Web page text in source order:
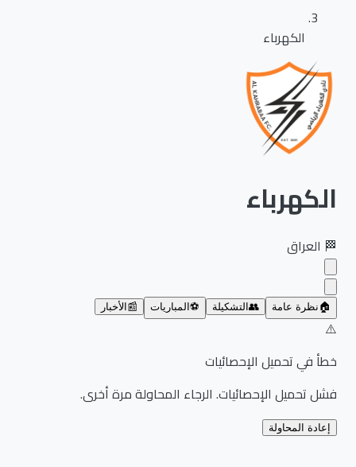
الكهرباء
الكهرباء
العراق
نظرة عامة 👥 التشكيلة ⚽ المباريات 📰 الأخبار
خطأ في تحميل الإحصائيات
فشل تحميل الإحصائيات. الرجاء المحاولة مرة أخرى.
إعادة المحاولة